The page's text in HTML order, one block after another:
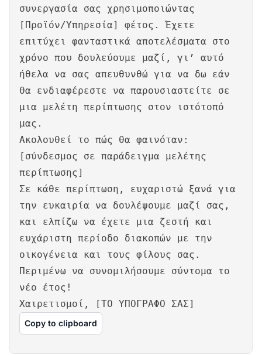
συνεργασία σας χρησιμοποιώντας
[Προϊόν/Υπηρεσία] φέτος. Έχετε
επιτύχει φανταστικά αποτελέσματα στο
χρόνο που δουλεύουμε μαζί, γι’ αυτό
ήθελα να σας απευθυνθώ για να δω εάν
θα ενδιαφέρεστε να παρουσιαστείτε σε
μια μελέτη περίπτωσης στον ιστότοπό
μας.
Ακολουθεί το πώς θα φαινόταν:
[σύνδεσμος σε παράδειγμα μελέτης
περίπτωσης]
Σε κάθε περίπτωση, ευχαριστώ ξανά για
την ευκαιρία να δουλέψουμε μαζί σας,
και ελπίζω να έχετε μια ζεστή και
ευχάριστη περίοδο διακοπών με την
οικογένεια και τους φίλους σας.
Περιμένω να συνομιλήσουμε σύντομα το
νέο έτος!
Χαιρετισμοί, [ΤΟ ΥΠΟΓΡΑΦΟ ΣΑΣ]
Copy to clipboard